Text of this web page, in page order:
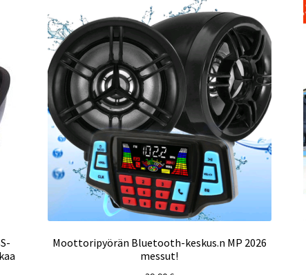
Moottoripyörän Bluetooth-keskus.n MP 2026
messut!